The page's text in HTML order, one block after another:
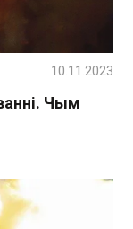
Чым
10.11.2023